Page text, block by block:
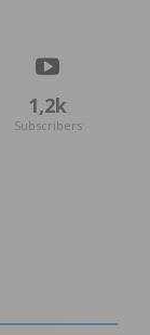
1,2k
Subscribers